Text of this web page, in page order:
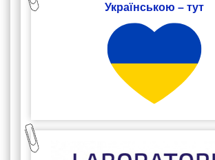
Українською – тут